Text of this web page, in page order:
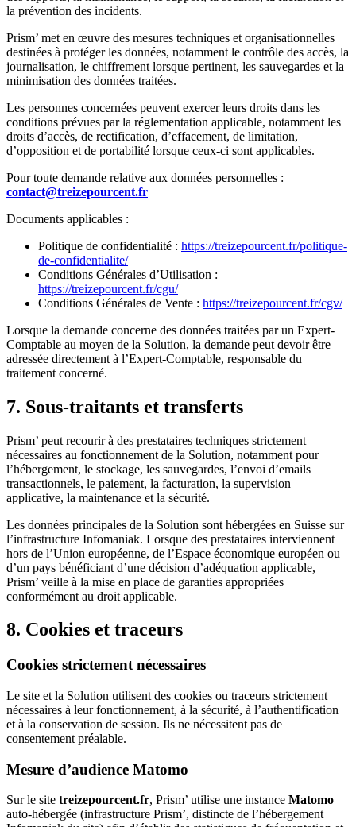
la prévention des incidents.
Prism’ met en œuvre des mesures techniques et organisationnelles
destinées à protéger les données, notamment le contrôle des accès, la
journalisation, le chiffrement lorsque pertinent, les sauvegardes et la
minimisation des données traitées.
Les personnes concernées peuvent exercer leurs droits dans les
conditions prévues par la réglementation applicable, notamment les
droits d’accès, de rectification, d’effacement, de limitation,
d’opposition et de portabilité lorsque ceux-ci sont applicables.
Pour toute demande relative aux données personnelles :
contact@treizepourcent.fr
Documents applicables :
Politique de confidentialité : https://treizepourcent.fr/politique-
de-confidentialite/
Conditions Générales d’Utilisation :
https://treizepourcent.fr/cgu/
Conditions Générales de Vente : https://treizepourcent.fr/cgv/
Lorsque la demande concerne des données traitées par un Expert-
Comptable au moyen de la Solution, la demande peut devoir être
adressée directement à l’Expert-Comptable, responsable du
traitement concerné.
7. Sous-traitants et transferts
Prism’ peut recourir à des prestataires techniques strictement
nécessaires au fonctionnement de la Solution, notamment pour
l’hébergement, le stockage, les sauvegardes, l’envoi d’emails
transactionnels, le paiement, la facturation, la supervision
applicative, la maintenance et la sécurité.
Les données principales de la Solution sont hébergées en Suisse sur
l’infrastructure Infomaniak. Lorsque des prestataires interviennent
hors de l’Union européenne, de l’Espace économique européen ou
d’un pays bénéficiant d’une décision d’adéquation applicable,
Prism’ veille à la mise en place de garanties appropriées
conformément au droit applicable.
8. Cookies et traceurs
Cookies strictement nécessaires
Le site et la Solution utilisent des cookies ou traceurs strictement
nécessaires à leur fonctionnement, à la sécurité, à l’authentification
et à la conservation de session. Ils ne nécessitent pas de
consentement préalable.
Mesure d’audience Matomo
Sur le site treizepourcent.fr, Prism’ utilise une instance Matomo
auto-hébergée (infrastructure Prism’, distincte de l’hébergement